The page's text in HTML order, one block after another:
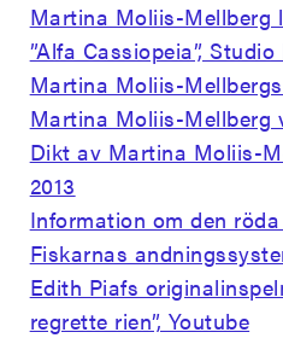
Martina Moliis-Mellberg
”Alfa Cassiopeia”, Studio
Martina Moliis-
Martina Moliis-Mellberg
Dikt av Martina Moliis-
2013
Information om den
Fiskarnas
Edith Piafs
regrette rien”, Youtube